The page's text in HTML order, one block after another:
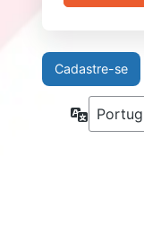
Cadastre-se
Idioma